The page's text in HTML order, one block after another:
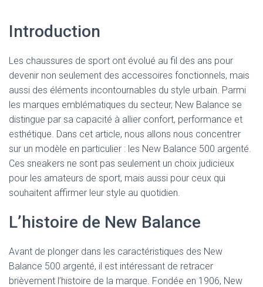
Introduction
Les chaussures de sport ont évolué au fil des ans pour
devenir non seulement des accessoires fonctionnels, mais
aussi des éléments incontournables du style urbain. Parmi
les marques emblématiques du secteur, New Balance se
distingue par sa capacité à allier confort, performance et
esthétique. Dans cet article, nous allons nous concentrer
sur un modèle en particulier : les New Balance 500 argenté.
Ces sneakers ne sont pas seulement un choix judicieux
pour les amateurs de sport, mais aussi pour ceux qui
souhaitent affirmer leur style au quotidien.
L’histoire de New Balance
Avant de plonger dans les caractéristiques des New
Balance 500 argenté, il est intéressant de retracer
brièvement l’histoire de la marque. Fondée en 1906, New